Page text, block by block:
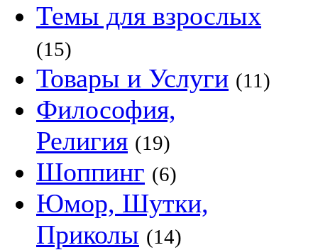
Темы для взрослых
(15)
Товары и Услуги (11)
Философия,
Религия (19)
Шоппинг (6)
Юмор, Шутки,
Приколы (14)